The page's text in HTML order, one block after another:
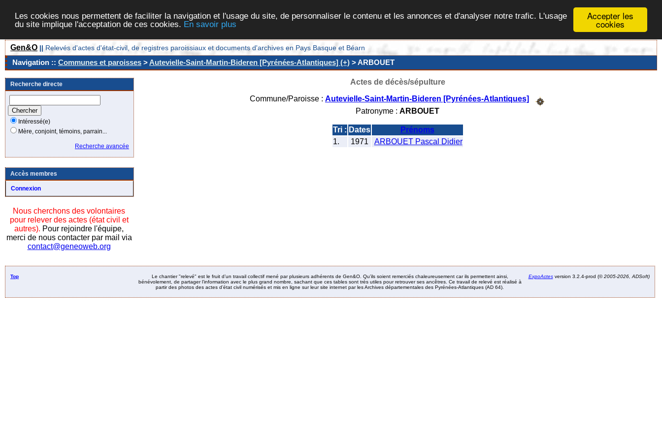
Accepter les
cookies
Les cookies nous permettent de faciliter la navigation et l'usage du site, de personnaliser le contenu et les annonces et d'analyser notre trafic. L'usage
du site implique l'acceptation de ces cookies. En savoir plus
Gen&O || Relevés d'actes d'état-civil, de registres paroissiaux et documents d'archives en Pays Basque et Béarn
Navigation :: Communes et paroisses >Autevielle-Saint-Martin-Bideren [Pyrénées-Atlantiques] (+) > ARBOUET
Recherche directe
Intéressé(e)
Mère, conjoint, témoins, parrain...
Recherche avancée
Accès membres
Connexion
Nous cherchons des volontaires
pour relever des actes (état civil et
autres). Pour rejoindre l'équipe,
merci de nous contacter par mail via
contact@geneoweb.org
Actes de décès/sépulture
Commune/Paroisse : Autevielle-Saint-Martin-Bideren [Pyrénées-Atlantiques]
Patronyme : ARBOUET
Tri : Dates
Prénoms
1.
1971 ARBOUET Pascal Didier
Top
Le chantier "relevé" est le fruit d’un travail collectif mené par plusieurs adhérents de Gen&O. Qu’ils soient remerciés chaleureusement car ils permettent ainsi,
bénévolement, de partager l’information avec le plus grand nombre, sachant que ces tables sont très utiles pour retrouver ses ancêtres. Ce travail de relevé est réalisé à
partir des photos des actes d’état civil numérisés et mis en ligne sur leur site internet par les Archives départementales des Pyrénées-Atlantiques (AD 64).
ExpoActesversion 3.2.4-prod (©2005-2026, ADSoft)